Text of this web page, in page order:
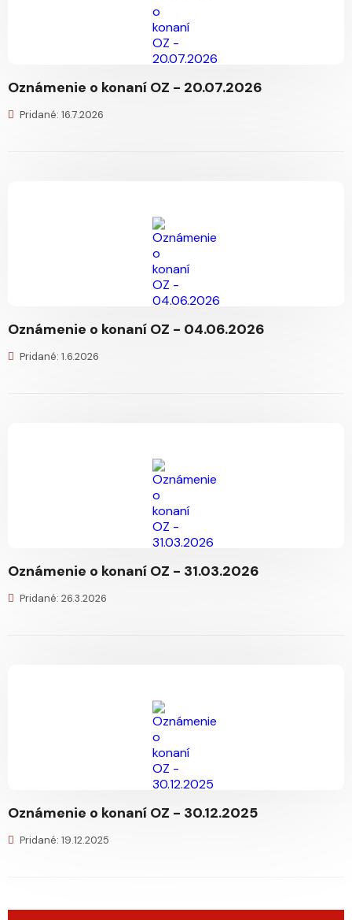
Oznámenie o konaní OZ - 20.07.2026
Pridané: 16.7.2026
Oznámenie o konaní OZ - 04.06.2026
Pridané: 1.6.2026
Oznámenie o konaní OZ - 31.03.2026
Pridané: 26.3.2026
Oznámenie o konaní OZ - 30.12.2025
Pridané: 19.12.2025